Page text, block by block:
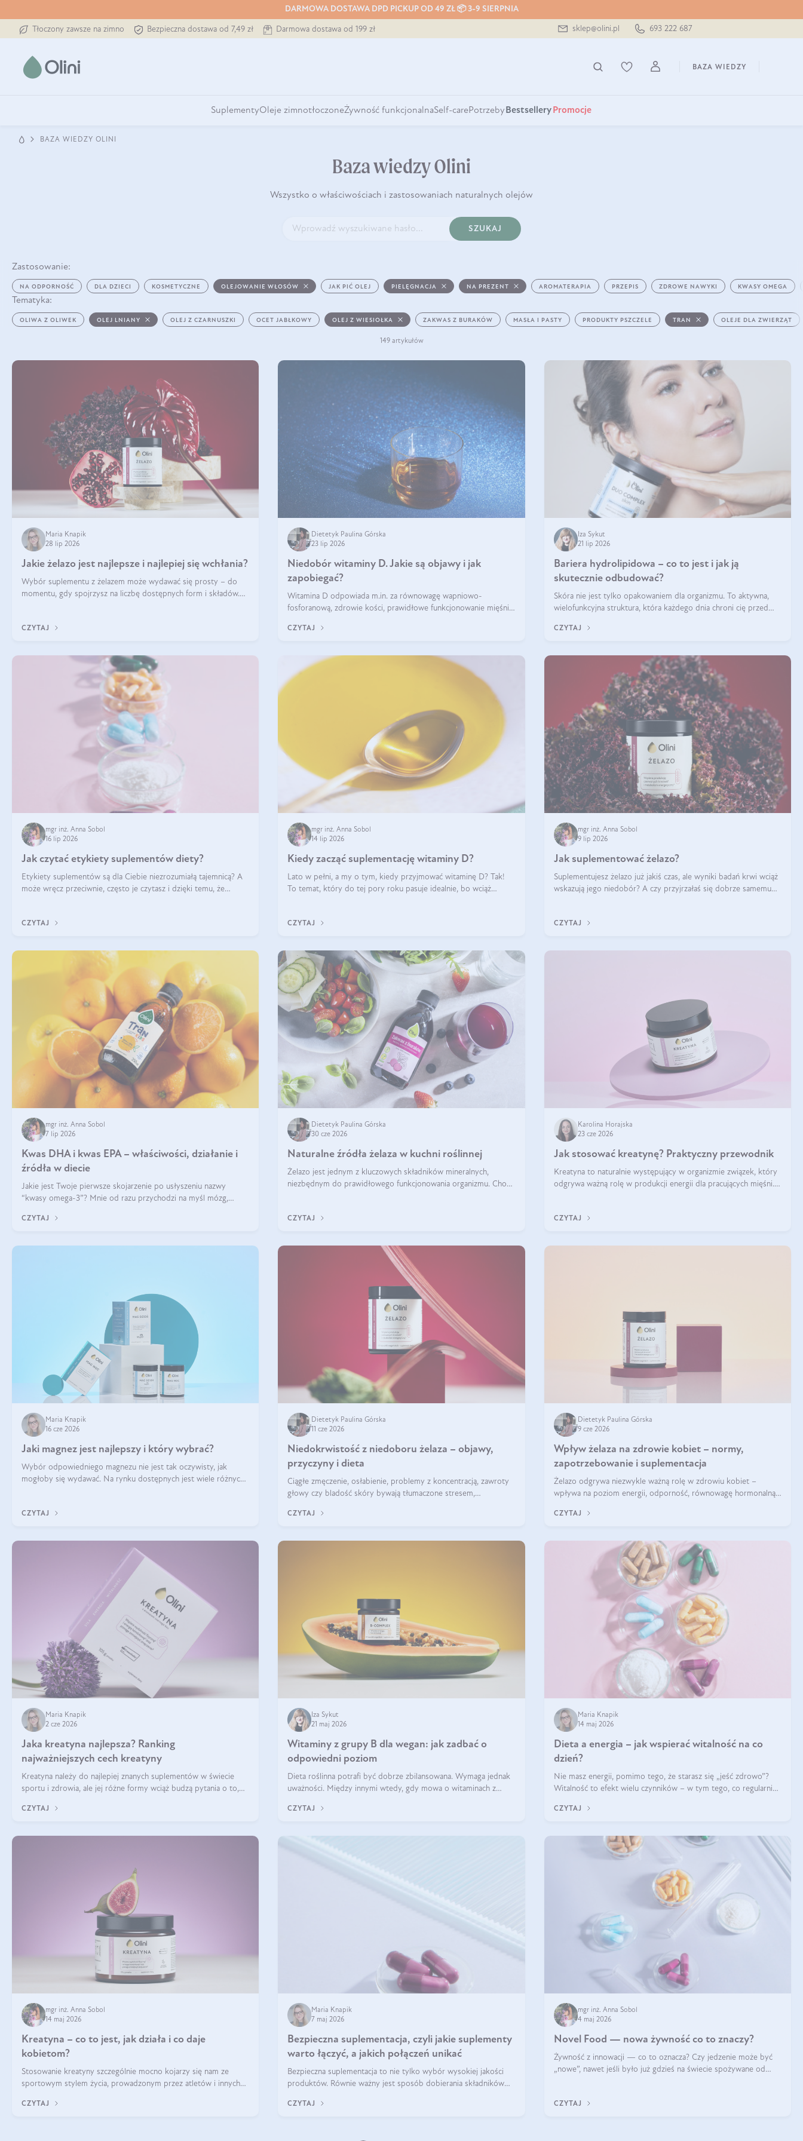
DARMOWA DOSTAWA DPD PICKUP OD 49 ZŁ 📦 3-9 SIERPNIA
Tłoczony zawsze na zimno Bezpieczna dostawa od 7,49 zł Darmowa dostawa od 199 zł sklep@olini.pl 693 222 687
BAZA WIEDZY
SuplementyOleje zimnotłoczoneŻywność funkcjonalnaSelf-carePotrzeby Bestsellery Promocje
BAZA WIEDZY OLINI
Baza wiedzy Olini
Wszystko o właściwościach i zastosowaniach naturalnych olejów
SZUKAJ
Zastosowanie:
NA ODPORNOŚĆ DLA DZIECI KOSMETYCZNE OLEJOWANIE WŁOSÓW JAK PIĆ OLEJ PIELĘGNACJA NA PREZENT AROMATERAPIA PRZEPIS ZDROWE NAWYKI KWASY OMEGA
Tematyka:
OLIWA Z OLIWEK OLEJ LNIANY OLEJ Z CZARNUSZKI OCET JABŁKOWY OLEJ Z WIESIOŁKA ZAKWAS Z BURAKÓW MASŁA I PASTY PRODUKTY PSZCZELE TRAN OLEJE DLA ZWIERZĄT
149 artykułów
Maria Knapik
28 lip 2026
Jakie żelazo jest najlepsze i najlepiej się wchłania?
Wybór suplementu z żelazem może wydawać się prosty – do
momentu, gdy spojrzysz na liczbę dostępnych form i składów.
suplement?
CZYTAJ
Dietetyk Paulina Górska
23 lip 2026
Niedobór witaminy D. Jakie są objawy i jak
zapobiegać?
Witamina D odpowiada m.in. za równowagę wapniowo-
fosforanową, zdrowie kości, prawidłowe funkcjonowanie mięśni i
pod wpływem słońca, niedobór witaminy D pozostaje częstym
CZYTAJ
Iza Sykut
21 lip 2026
Bariera hydrolipidowa – co to jest i jak ją
skutecznie odbudować?
Skóra nie jest tylko opakowaniem dla organizmu. To aktywna,
wielofunkcyjna struktura, która każdego dnia chroni cię przed
środowiskowymi. Jednym z jej kluczowych elementów jest
CZYTAJ
mgr inż. Anna Sobol
16 lip 2026
Jak czytać etykiety suplementów diety?
Etykiety suplementów są dla Ciebie niezrozumiałą tajemnicą? A
może wręcz przeciwnie, często je czytasz i dzięki temu, że
CZYTAJ
mgr inż. Anna Sobol
14 lip 2026
Kiedy zacząć suplementację witaminy D?
Lato w pełni, a my o tym, kiedy przyjmować witaminę D? Tak!
To temat, który do tej pory roku pasuje idealnie, bo wciąż
słońcu, aby witami
CZYTAJ
mgr inż. Anna Sobol
9 lip 2026
Jak suplementować żelazo?
Suplementujesz żelazo już jakiś czas, ale wyniki badań krwi wciąż
wskazują jego niedobór? A czy przyjrzałaś się dobrze samemu
CZYTAJ
mgr inż. Anna Sobol
7 lip 2026
Kwas DHA i kwas EPA – właściwości, działanie i
źródła w diecie
Jakie jest Twoje pierwsze skojarzenie po usłyszeniu nazwy
“kwasy omega-3”? Mnie od razu przychodzi na myśl mózg,
skupimy się głównie na dwóch kwasach z tej rodziny: DHA oraz
CZYTAJ
Dietetyk Paulina Górska
30 cze 2026
Naturalne źródła żelaza w kuchni roślinnej
Żelazo jest jednym z kluczowych składników mineralnych,
niezbędnym do prawidłowego funkcjonowania organizmu. Choć
źródeł tego pierwiastka.
CZYTAJ
Karolina Horajska
23 cze 2026
Jak stosować kreatynę? Praktyczny przewodnik
Kreatyna to naturalnie występujący w organizmie związek, który
odgrywa ważną rolę w produkcji energii dla pracujących mięśni.
prze
CZYTAJ
Maria Knapik
16 cze 2026
Jaki magnez jest najlepszy i który wybrać?
Wybór odpowiedniego magnezu nie jest tak oczywisty, jak
mogłoby się wydawać. Na rynku dostępnych jest wiele różnych
CZYTAJ
Dietetyk Paulina Górska
11 cze 2026
Niedokrwistość z niedoboru żelaza – objawy,
przyczyny i dieta
Ciągłe zmęczenie, osłabienie, problemy z koncentracją, zawroty
głowy czy bladość skóry bywają tłumaczone stresem,
może być niedokrwistość z niedoboru żelaza.
CZYTAJ
Dietetyk Paulina Górska
9 cze 2026
Wpływ żelaza na zdrowie kobiet – normy,
zapotrzebowanie i suplementacja
Żelazo odgrywa niezwykle ważną rolę w zdrowiu kobiet –
wpływa na poziom energii, odporność, równowagę hormonalną i
niedobór może prowadzić m.in. do zmęczenia, bólów i zawrotów
CZYTAJ
Maria Knapik
2 cze 2026
Jaka kreatyna najlepsza? Ranking
najważniejszych cech kreatyny
Kreatyna należy do najlepiej znanych suplementów w świecie
sportu i zdrowia, ale jej różne formy wciąż budzą pytania o to,
przyglądamy się temu, jaka forma kreatyny jest najlepsza.
CZYTAJ
Iza Sykut
21 maj 2026
Witaminy z grupy B dla wegan: jak zadbać o
odpowiedni poziom
Dieta roślinna potrafi być dobrze zbilansowana. Wymaga jednak
uważności. Między innymi wtedy, gdy mowa o witaminach z
naczyń połączonych.
CZYTAJ
Maria Knapik
14 maj 2026
Dieta a energia – jak wspierać witalność na co
dzień?
Nie masz energii, pomimo tego, że starasz się „jeść zdrowo”?
Witalność to efekt wielu czynników – w tym tego, co regularnie
się w zależności od osoby
CZYTAJ
mgr inż. Anna Sobol
14 maj 2026
Kreatyna – co to jest, jak działa i co daje
kobietom?
Stosowanie kreatyny szczególnie mocno kojarzy się nam ze
sportowym stylem życia, prowadzonym przez atletów i innych
ten naturalny metabolit aminokwasów poprawia wydolność i
CZYTAJ
Maria Knapik
7 maj 2026
Bezpieczna suplementacja, czyli jakie suplementy
warto łączyć, a jakich połączeń unikać
Bezpieczna suplementacja to nie tylko wybór wysokiej jakości
produktów. Równie ważny jest sposób dobierania składników
łączyć suplementy diety? Poznaj nasze wskazówki.
CZYTAJ
mgr inż. Anna Sobol
4 maj 2026
Novel Food — nowa żywność co to znaczy?
Żywność z innowacji — co to oznacza? Czy jedzenie może być
„nowe”, nawet jeśli było już gdzieś na świecie spożywane od
poznasz definicję n
CZYTAJ